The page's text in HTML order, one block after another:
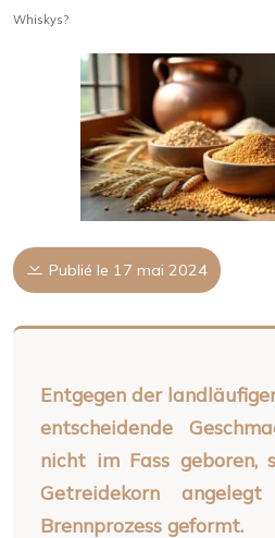
Whiskys?
Publié le 17 mai 2024
Entgegen der
entscheidende
nicht im Fass geboren,
Getreidekorn
Brennprozess geformt.